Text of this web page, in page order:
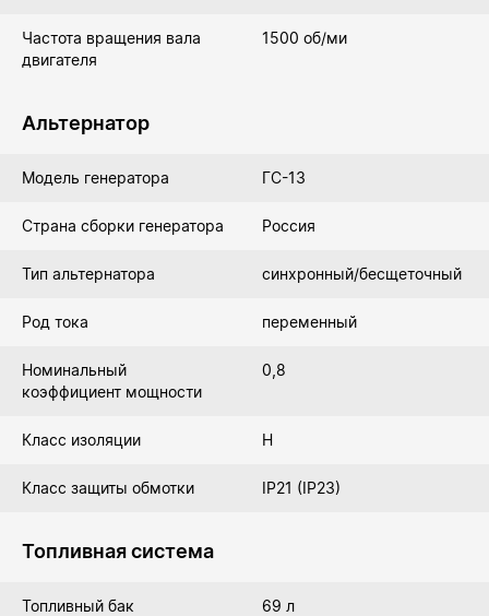
Частота вращения вала
двигателя
1500 об/ми
Альтернатор
Модель генератора ГС-13
Страна сборки генератора Россия
Тип альтернатора синхронный/бесщеточный
Род тока переменный
Номинальный
коэффициент мощности
0,8
Класс изоляции Н
Класс защиты обмотки IP21 (IP23)
Топливная система
Топливный бак 69 л